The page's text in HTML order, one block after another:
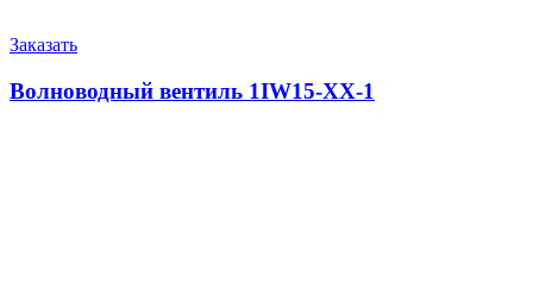
Заказать
Волноводный вентиль 1IW15-XX-1